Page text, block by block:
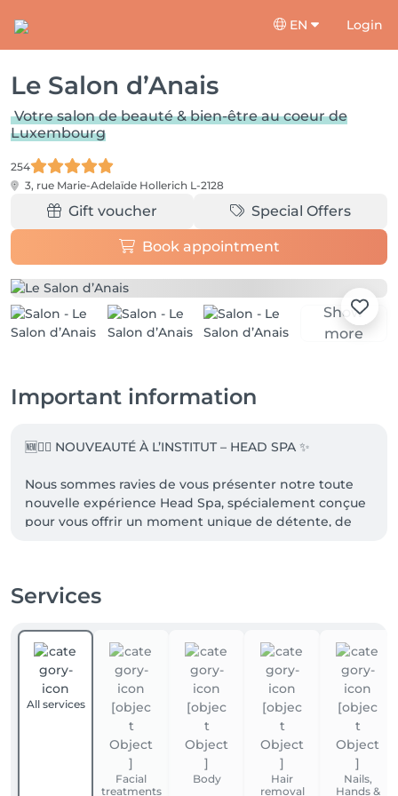
EN Login
Le Salon d’Anais
Votre salon de beauté & bien-être au coeur de
Luxembourg
254
3, rue Marie-Adelaïde Hollerich L-2128
Gift voucher Special Offers
Book appointment
Show
more
Important information
🆕💆‍♀️ NOUVEAUTÉ À L’INSTITUT – HEAD SPA ✨
Nous sommes ravies de vous présenter notre toute
nouvelle expérience Head Spa, spécialement conçue
pour vous offrir un moment unique de détente, de
geste est pensé pour apaiser le corps, l’esprit et
Massage crânien par acupression, luminothérapie,
soins personnalisés… tout est réuni pour une
expérience sensorielle inoubliable.
🌿 Formule Découverte
Un premier voyage bien-être avec massage crânien
et soin relaxant du cuir chevelu.
✨ Formule Prestige
Services
All services
Facial
treatments
Body
Hair
removal
Nails,
Hands &